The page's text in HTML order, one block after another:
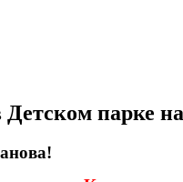
Детском парке